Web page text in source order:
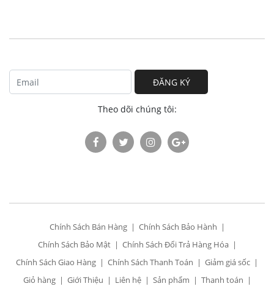
ĐĂNG KÝ
Theo dõi chúng tôi:
Chính Sách Bán Hàng
Chính Sách Bảo Hành
Chính Sách Bảo Mật
Chính Sách Đổi Trả Hàng Hóa
Chính Sách Giao Hàng
Chính Sách Thanh Toán
Giảm giá sốc
Giỏ hàng
Giới Thiệu Liên hệ Sản phẩm Thanh toán